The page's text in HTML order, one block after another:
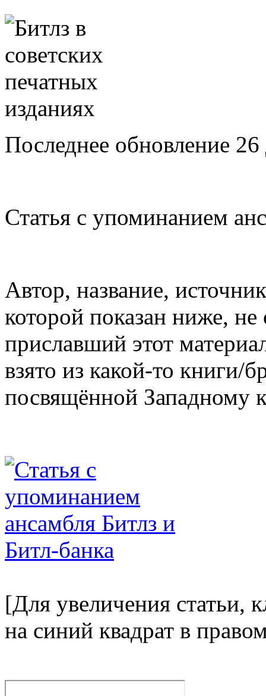
Последнее обновление 26
Статья с упоминанием
Автор, название,
которой показан ниже,
приславший этот
взято из какой-то
посвящённой Западному
[Для увеличения статьи,
на синий квадрат в